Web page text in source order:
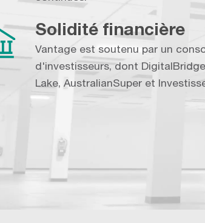
Solidité financière
Vantage est soutenu par un
d'investisseurs, dont
Lake, AustralianSuper et